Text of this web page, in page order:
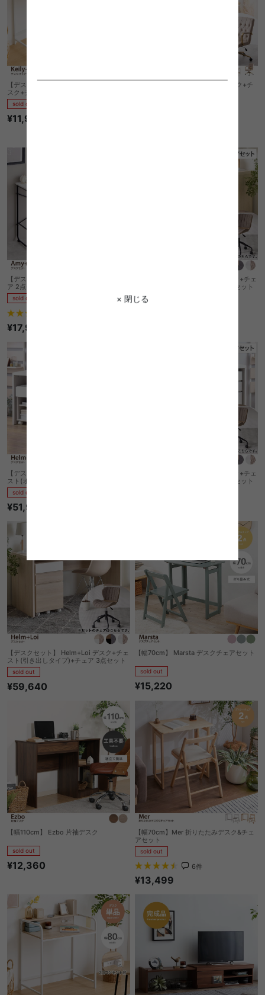
× 閉じる
【デスクセット】Keily+EAMES-DSW デ
スク+チェア 2点セット
sold out
¥11,998
【デスクセット】Fine+Esme デスク+チ
【デスクセット】Amy+Mia デスク+チェ
ア 2点セット
sold out
¥17,998
【デスクセット】 Helm+Loi デスク+チェ
スト(オープンタイプ)+チェア 3点セット
sold out
【デスクセット】 Helm+Loi デスク+チェ
スト(オープンタイプ)+チェア 3点セット
sold out
¥51,940
【デスクセット】 Helm+Loi デスク+チェ
スト(引き出しタイプ)+チェア 3点セット
【デスクセット】 Helm+Loi デスク+チェ
スト(引き出しタイプ)+チェア 3点セット
sold out
¥59,640
【幅70cm】 Marsta デスクチェアセット
sold out
¥15,220
【幅110cm】 Ezbo 片袖デスク
sold out
¥12,360
【幅70cm】Mer 折りたたみデスク&チェ
アセット
sold out
6件
¥13,499